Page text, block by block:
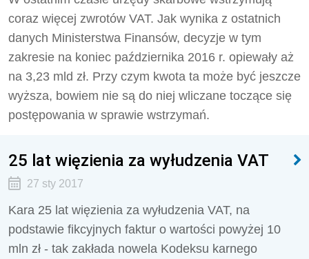
coraz więcej zwrotów VAT. Jak wynika z ostatnich
danych Ministerstwa Finansów, decyzje w tym
zakresie na koniec października 2016 r. opiewały aż
na 3,23 mld zł. Przy czym kwota ta może być jeszcze
wyższa, bowiem nie są do niej wliczane toczące się
postępowania w sprawie wstrzymań.
25 lat więzienia za wyłudzenia VAT
27 sty 2017
Kara 25 lat więzienia za wyłudzenia VAT, na
podstawie fikcyjnych faktur o wartości powyżej 10
mln zł - tak zakłada nowela Kodeksu karnego